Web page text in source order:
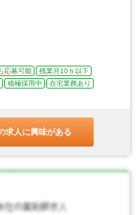
応募可能
残業月10ｈ以下
積極採用中
在宅業務あり
求人に興味がある